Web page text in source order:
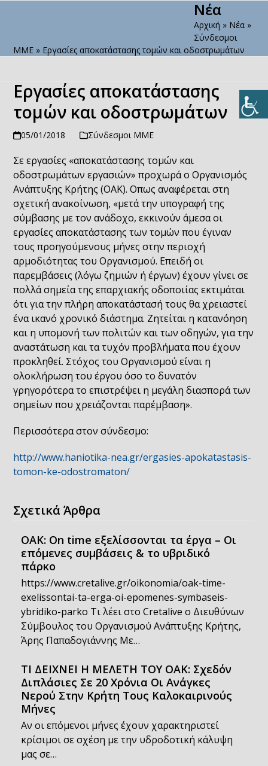
menu
menu
Νέα
Αρχική » Νέα»
Σύνδεσμοι
ΜΜΕ » Εργασίες αποκατάστασης τομών και οδοστρωμάτων
Εργασίες αποκατάστασης
τομών και οδοστρωμάτων
05/01/2018 Σύνδεσμοι ΜΜΕ
Σε εργασίες «αποκατάστασης τομών και
οδοστρωμάτων εργασιών» προχωρά ο Οργανισμός
Ανάπτυξης Κρήτης (ΟΑΚ). Οπως αναφέρεται στη
σχετική ανακοίνωση, «μετά την υπογραφή της
σύμβασης με τον ανάδοχο, εκκινούν άμεσα οι
εργασίες αποκατάστασης των τομών που έγιναν
τους προηγούμενους μήνες στην περιοχή
αρμοδιότητας του Οργανισμού. Επειδή οι
παρεμβάσεις (λόγω ζημιών ή έργων) έχουν γίνει σε
πολλά σημεία της επαρχιακής οδοποιίας εκτιμάται
ότι για την πλήρη αποκατάστασή τους θα χρειαστεί
ένα ικανό χρονικό διάστημα. Ζητείται η κατανόηση
και η υπομονή των πολιτών και των οδηγών, για την
αναστάτωση και τα τυχόν προβλήματα που έχουν
προκληθεί. Στόχος του Οργανισμού είναι η
ολοκλήρωση του έργου όσο το δυνατόν
γρηγορότερα το επιστρέψει η μεγάλη διασπορά των
σημείων που χρειάζονται παρέμβαση».
Περισσότερα στον σύνδεσμο:
http://www.haniotika-nea.gr/ergasies-apokatastasis-
tomon-ke-odostromaton/
Σχετικά Άρθρα
OAK: On time εξελίσσονται τα έργα – Οι
επόμενες συμβάσεις & το υβριδικό
πάρκο
https://www.cretalive.gr/oikonomia/oak-time-
exelissontai-ta-erga-oi-epomenes-symbaseis-
ybridiko-parko Τι λέει στο Cretalive ο Διευθύνων
Σύμβουλος του Οργανισμού Ανάπτυξης Κρήτης,
Άρης Παπαδογιάννης Με…
ΤΙ ΔΕΙΧΝΕΙ Η ΜΕΛΕΤΗ ΤΟΥ ΟΑΚ: Σχεδόν
Διπλάσιες Σε 20 Χρόνια Οι Ανάγκες
Νερού Στην Κρήτη Τους Καλοκαιρινούς
Μήνες
Αν οι επόμενοι μήνες έχουν χαρακτηριστεί
κρίσιμοι σε σχέση με την υδροδοτική κάλυψη
μας σε…